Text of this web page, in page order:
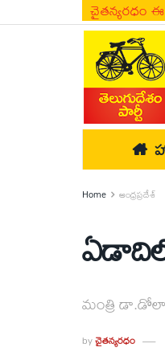
చైతన్యరధం
Home ఆంధ్రప్రదేశ్
మంత్రి
byచైతన్యరధం